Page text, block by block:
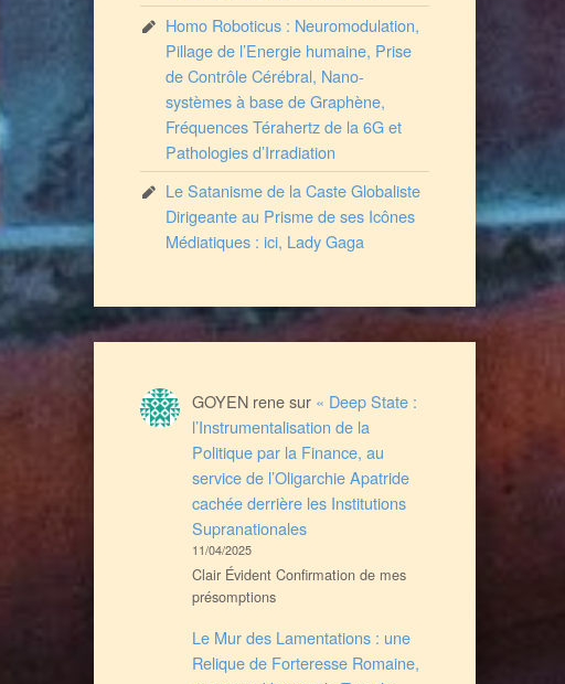
Homo Roboticus : Neuromodulation,
Pillage de l’Energie humaine, Prise
de Contrôle Cérébral, Nano-
systèmes à base de Graphène,
Fréquences Térahertz de la 6G et
Pathologies d’Irradiation
Le Satanisme de la Caste Globaliste
Dirigeante au Prisme de ses Icônes
Médiatiques : ici, Lady Gaga
GOYEN renesur « Deep State :
l’Instrumentalisation de la
Politique par la Finance, au
service de l’Oligarchie Apatride
cachée derrière les Institutions
Supranationales
11/04/2025
Clair Évident Confirmation de mes
présomptions
Le Mur des Lamentations : une
Relique de Forteresse Romaine,